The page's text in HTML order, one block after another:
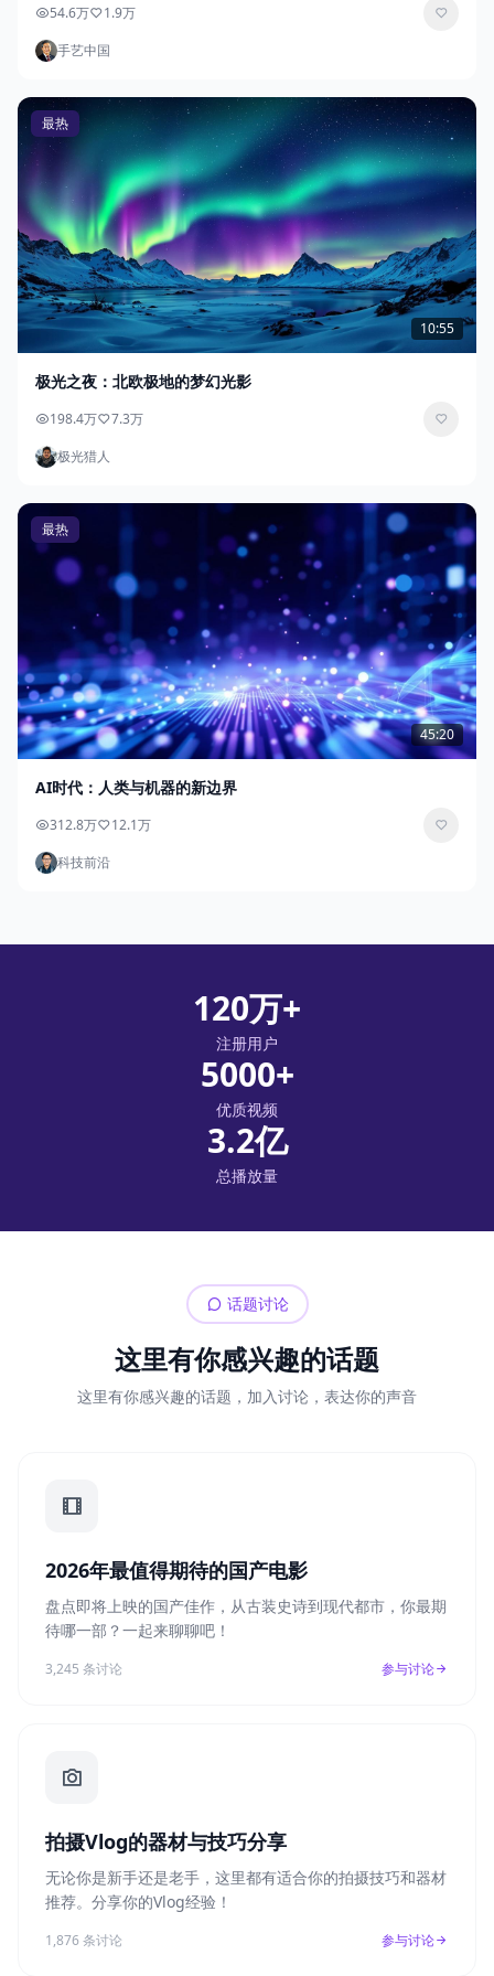
54.6万
1.9万
手艺中国
最热
10:55
极光之夜：北欧极地的梦幻光影
198.4万
7.3万
极光猎人
最热
45:20
AI时代：人类与机器的新边界
312.8万
12.1万
科技前沿
120万+
注册用户
5000+
优质视频
3.2亿
总播放量
话题讨论
这里有你感兴趣的话题
这里有你感兴趣的话题，加入讨论，表达你的声音
2026年最值得期待的国产电影
盘点即将上映的国产佳作，从古装史诗到现代都市，你最期
待哪一部？一起来聊聊吧！
3,245 条讨论 参与讨论
拍摄Vlog的器材与技巧分享
无论你是新手还是老手，这里都有适合你的拍摄技巧和器材
推荐。分享你的Vlog经验！
1,876 条讨论 参与讨论